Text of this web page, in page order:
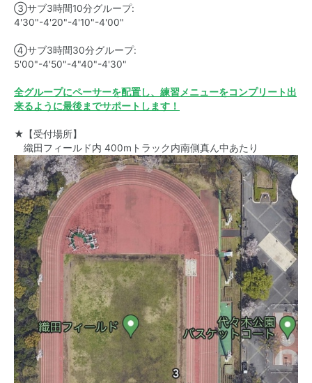
③サブ3時間10分グループ:
4'30"-4'20"-4'10"-4'00"
④サブ3時間30分グループ:
5'00"-4'50"-4"40"-4'30"
全グループにペーサーを配置し、練習メニューをコンプリート出
来るように最後までサポートします！
★【受付場所】
織田フィールド内 400mトラック内南側真ん中あたり